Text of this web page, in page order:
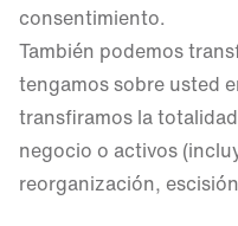
consentimiento.
También podemos
tengamos sobre usted
transfiramos la
negocio o activos
reorganización,